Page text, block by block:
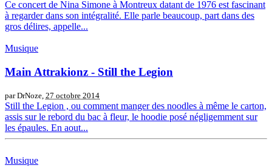
Ce concert de Nina Simone à Montreux datant de 1976 est fascinant
à regarder dans son intégralité. Elle parle beaucoup, part dans des
gros délires, appelle...
Musique
Main Attrakionz - Still the Legion
par DrNoze, 27 octobre 2014
Still the Legion , ou comment manger des noodles à même le carton,
assis sur le rebord du bac à fleur, le hoodie posé négligemment sur
les épaules. En aout...
Musique